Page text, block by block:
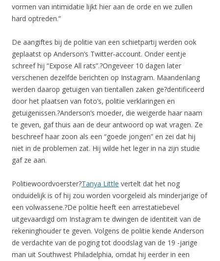
vormen van intimidatie lijkt hier aan de orde en we zullen
hard optreden.”
De aangiftes bij de politie van een schietpartij werden ook
geplaatst op Anderson’s Twitter-account. Onder eentje
schreef hij “Expose All rats”.?Ongeveer 10 dagen later
verschenen dezelfde berichten op Instagram. Maandenlang
werden daarop getuigen van tientallen zaken ge?dentificeerd
door het plaatsen van foto’s, politie verklaringen en
getuigenissen.?Anderson’s moeder, die weigerde haar naam
te geven, gaf thuis aan de deur antwoord op wat vragen. Ze
beschreef haar zoon als een “goede jongen” en zei dat hij
niet in de problemen zat. Hij wilde het leger in na zijn studie
gaf ze aan.
Politiewoordvoerster?Tanya Little vertelt dat het nog
onduidelijk is of hij zou worden voorgeleid als minderjarige of
een volwassene.?De politie heeft een arrestatiebevel
uitgevaardigd om Instagram te dwingen de identiteit van de
rekeninghouder te geven. Volgens de politie kende Anderson
de verdachte van de poging tot doodslag van de 19 -jarige
man uit Southwest Philadelphia, omdat hij eerder in een